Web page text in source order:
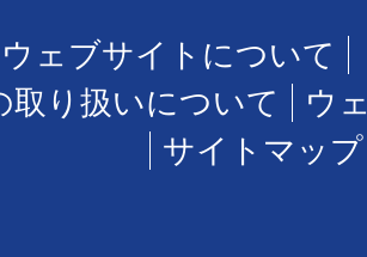
ェブサイトについて
取り扱いについて
ウ
サイトマップ